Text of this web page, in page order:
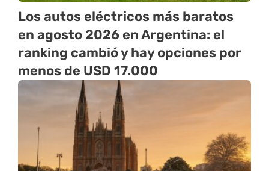
Los autos eléctricos más baratos
en agosto 2026 en Argentina: el
ranking cambió y hay opciones por
menos de USD 17.000